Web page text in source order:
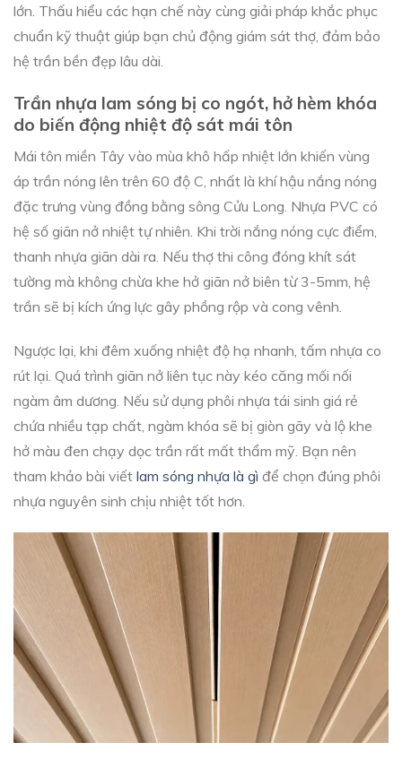
lớn. Thấu hiểu các hạn chế này cùng giải pháp khắc phục
chuẩn kỹ thuật giúp bạn chủ động giám sát thợ, đảm bảo
hệ trần bền đẹp lâu dài.
Trần nhựa lam sóng bị co ngót, hở hèm khóa
do biến động nhiệt độ sát mái tôn
Mái tôn miền Tây vào mùa khô hấp nhiệt lớn khiến vùng
áp trần nóng lên trên 60 độ C, nhất là khí hậu nắng nóng
đặc trưng vùng đồng bằng sông Cửu Long. Nhựa PVC có
hệ số giãn nở nhiệt tự nhiên. Khi trời nắng nóng cực điểm,
thanh nhựa giãn dài ra. Nếu thợ thi công đóng khít sát
tường mà không chừa khe hở giãn nở biên từ 3-5mm, hệ
trần sẽ bị kích ứng lực gây phồng rộp và cong vênh.
Ngược lại, khi đêm xuống nhiệt độ hạ nhanh, tấm nhựa co
rút lại. Quá trình giãn nở liên tục này kéo căng mối nối
ngàm âm dương. Nếu sử dụng phôi nhựa tái sinh giá rẻ
chứa nhiều tạp chất, ngàm khóa sẽ bị giòn gãy và lộ khe
hở màu đen chạy dọc trần rất mất thẩm mỹ. Bạn nên
tham khảo bài viết lam sóng nhựa là gì để chọn đúng phôi
nhựa nguyên sinh chịu nhiệt tốt hơn.